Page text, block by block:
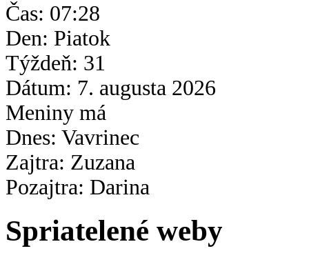
Čas: 07:28
Den: Piatok
Týždeň: 31
Dátum: 7. augusta 2026
Meniny má
Dnes: Vavrinec
Zajtra: Zuzana
Pozajtra: Darina
Spriatelené weby